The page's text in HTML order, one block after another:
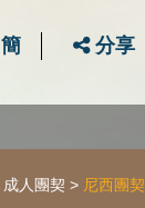
簡 分享
成人團契 尼西團契